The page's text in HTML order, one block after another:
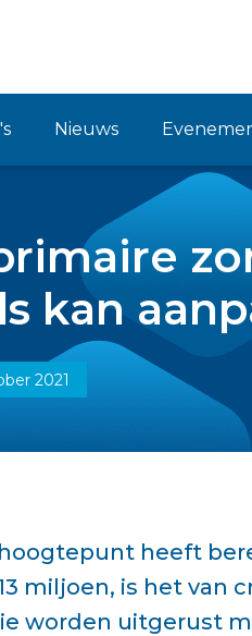
Nieuws
kan
2021
heeft
miljoen, is het van
worden uitgerust